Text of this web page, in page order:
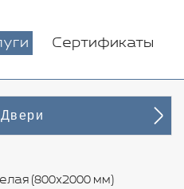
Сертификаты
Двери
(800х2000 мм)